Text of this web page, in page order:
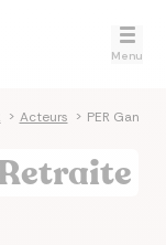
Menu
> Acteurs > PER Gan